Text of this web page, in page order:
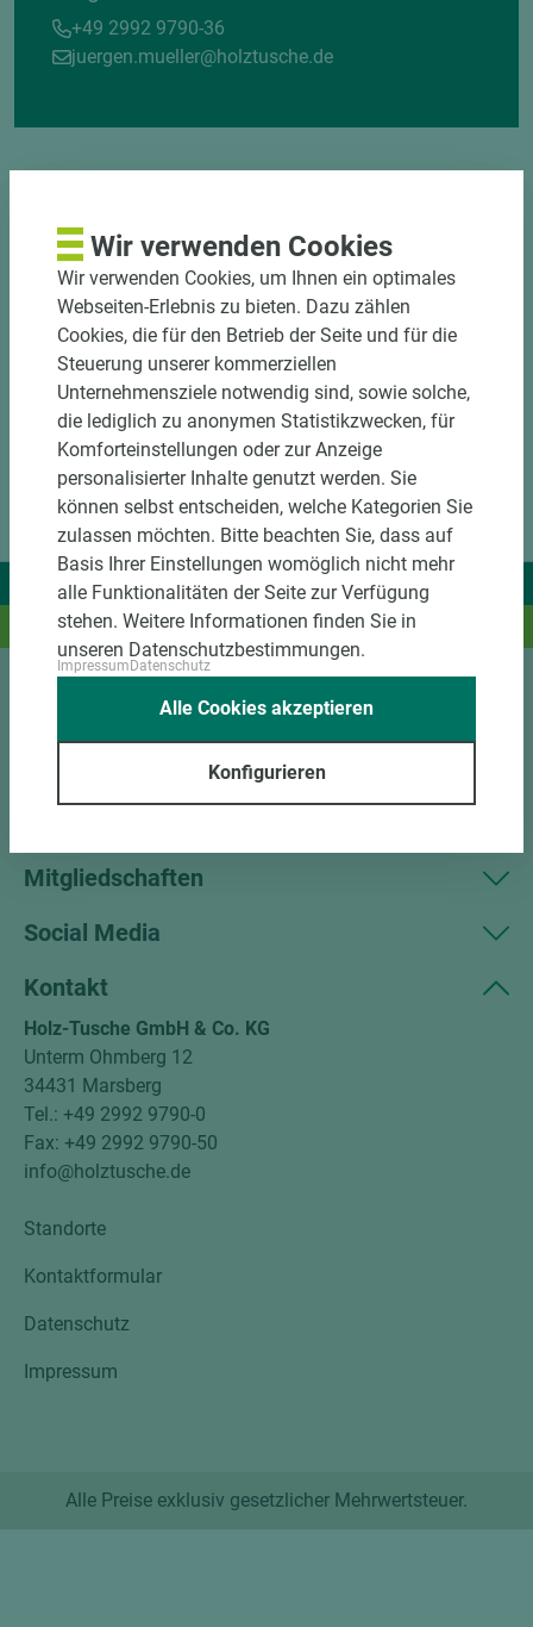
+49 2992 9790-36
juergen.mueller@holztusche.de
DOWNLOADS
Wir liefern Ideen.
Und das passende Holz dazu.
Mitgliedschaften
Social Media
Kontakt
Holz-Tusche GmbH & Co. KG
Unterm Ohmberg 12
34431 Marsberg
Tel.: +49 2992 9790-0
Fax: +49 2992 9790-50
info@holztusche.de
Standorte
Kontaktformular
Datenschutz
Impressum
Alle Preise exklusiv gesetzlicher Mehrwertsteuer.
Wir verwenden Cookies
Wir verwenden Cookies, um Ihnen ein optimales
Webseiten-Erlebnis zu bieten. Dazu zählen
Cookies, die für den Betrieb der Seite und für die
Steuerung unserer kommerziellen
Unternehmensziele notwendig sind, sowie solche,
die lediglich zu anonymen Statistikzwecken, für
Komforteinstellungen oder zur Anzeige
personalisierter Inhalte genutzt werden. Sie
können selbst entscheiden, welche Kategorien Sie
zulassen möchten. Bitte beachten Sie, dass auf
Basis Ihrer Einstellungen womöglich nicht mehr
alle Funktionalitäten der Seite zur Verfügung
stehen. Weitere Informationen finden Sie in
unseren Datenschutzbestimmungen.
ImpressumDatenschutz
Konfigurieren
Alle Cookies akzeptieren